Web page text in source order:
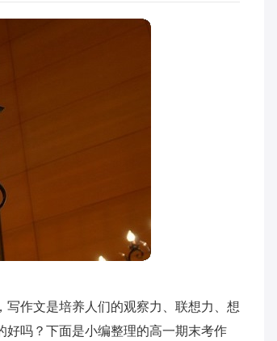
作文是培养人们的观察力、联想力、想
吗？下面是小编整理的高一期末考作